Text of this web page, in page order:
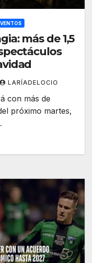
más de 1,5
LARÍADELOCIO
con más de
próximo martes,